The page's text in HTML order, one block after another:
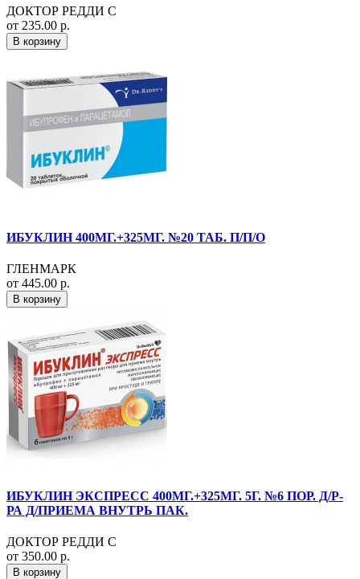
ДОКТОР РЕДДИ С
от 235.00 р.
В корзину
ИБУКЛИН 400МГ.+325МГ. №20 ТАБ. П/П/О
ГЛЕНМАРК
от 445.00 р.
В корзину
ИБУКЛИН ЭКСПРЕСС 400МГ.+325МГ. 5Г. №6 ПОР. Д/Р-
РА Д/ПРИЕМА ВНУТРЬ ПАК.
ДОКТОР РЕДДИ С
от 350.00 р.
В корзину